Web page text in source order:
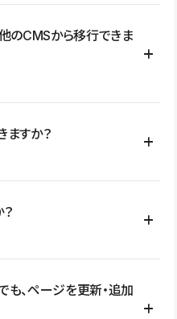
ト、LP、採用サイト、ブロ
舗・商品紹介サイト、ポートフ
のCMSから移行できま
、URLを整理したうえで、
ます。 WordPressの場合は、
移行されるわけではないた
CMS設計、URL・リダイレク
ますか？
、複数部門での運用、権限管
ムとの連携など、個別の要件が
い。
、CMS利用数の上限、権限
ります。詳しくは料金プランペ
、ページを更新・追加